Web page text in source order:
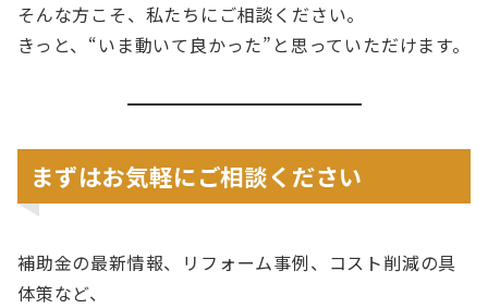
そんな方こそ、私たちにご相談ください。
きっと、“いま動いて良かった”と思っていただけます。
まずはお気軽にご相談ください
補助金の最新情報、リフォーム事例、コスト削減の具
体策など、